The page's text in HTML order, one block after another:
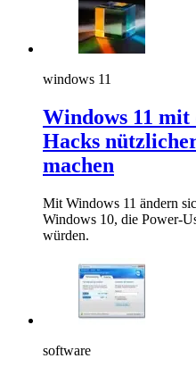
windows 11
Windows 11 mit
Hacks
machen
Mit Windows 11 ändern
Windows 10, die Power-
würden.
software